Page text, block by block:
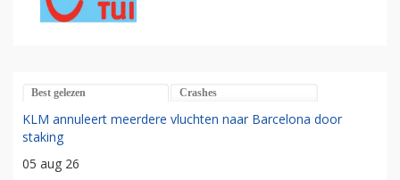
Best gelezen Crashes
KLM annuleert meerdere vluchten naar Barcelona door
staking
05 aug 26